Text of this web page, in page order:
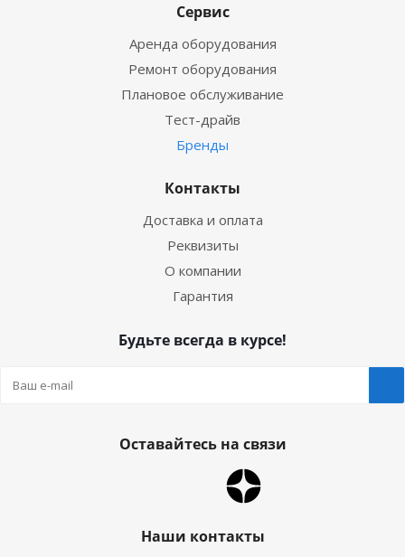
Сервис
Аренда оборудования
Ремонт оборудования
Плановое обслуживание
Тест-драйв
Бренды
Контакты
Доставка и оплата
Реквизиты
О компании
Гарантия
Будьте всегда в курсе!
Оставайтесь на связи
Наши контакты